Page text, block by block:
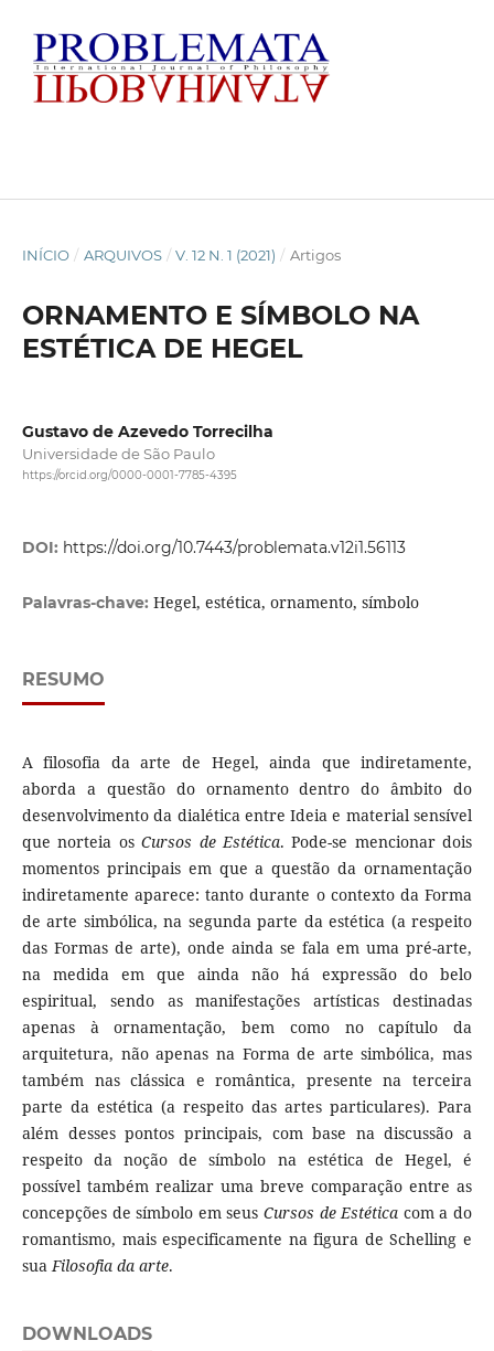
INÍCIO / ARQUIVOS / V. 12 N. 1 (2021) / Artigos
ORNAMENTO E SÍMBOLO NA
ESTÉTICA DE HEGEL
Gustavo de Azevedo Torrecilha
Universidade de São Paulo
https://orcid.org/0000-0001-7785-4395
DOI: https://doi.org/10.7443/problemata.v12i1.56113
Palavras-chave: Hegel, estética, ornamento, símbolo
RESUMO
A filosofia da arte de Hegel, ainda que indiretamente,
aborda a questão do ornamento dentro do âmbito do
desenvolvimento da dialética entre Ideia e material sensível
que norteia osCursos de Estética. Pode-se mencionar dois
momentos principais em que a questão da ornamentação
indiretamente aparece: tanto durante o contexto da Forma
de arte simbólica, na segunda parte da estética (a respeito
das Formas de arte), onde ainda se fala em uma pré-arte,
na medida em que ainda não há expressão do belo
espiritual, sendo as manifestações artísticas destinadas
apenas à ornamentação, bem como no capítulo da
arquitetura, não apenas na Forma de arte simbólica, mas
também nas clássica e romântica, presente na terceira
parte da estética (a respeito das artes particulares). Para
além desses pontos principais, com base na discussão a
respeito da noção de símbolo na estética de Hegel, é
possível também realizar uma breve comparação entre as
concepções de símbolo em seus Cursos de Estética com a do
romantismo, mais especificamente na figura de Schelling e
suaFilosofia da arte.
DOWNLOADS